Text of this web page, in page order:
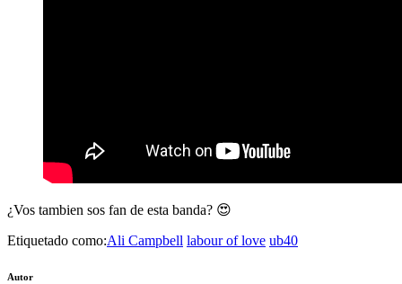
¿Vos tambien sos fan de esta banda? 😍
Etiquetado como:Ali Campbell labour of love ub40
Autor